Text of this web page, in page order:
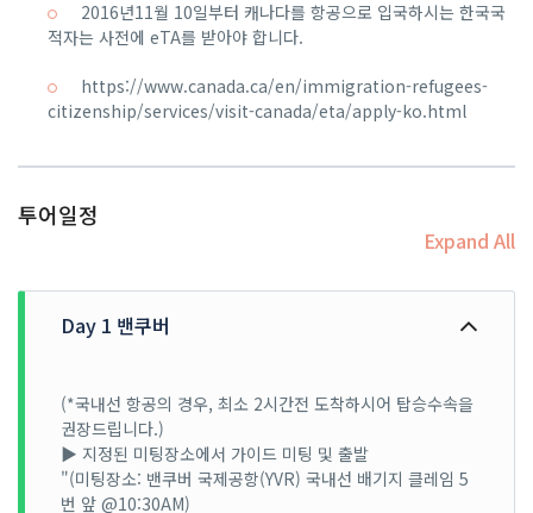
2016년11월 10일부터 캐나다를 항공으로 입국하시는 한국국
적자는 사전에 eTA를 받아야 합니다.
https://www.canada.ca/en/immigration-refugees-
citizenship/services/visit-canada/eta/apply-ko.html
투어일정
Expand All
Day 1 밴쿠버
(*국내선 항공의 경우, 최소 2시간전 도착하시어 탑승수속을
권장드립니다.)
▶ 지정된 미팅장소에서 가이드 미팅 및 출발
"(미팅장소: 밴쿠버 국제공항(YVR) 국내선 배기지 클레임 5
번 앞 @10:30AM)